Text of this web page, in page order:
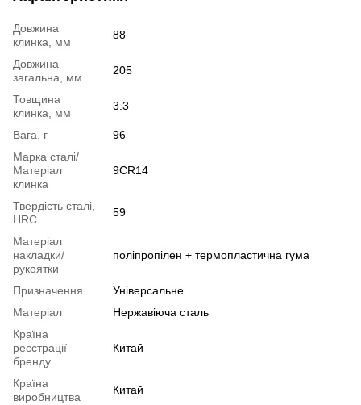
Довжина
клинка, мм
88
Довжина
загальна, мм
205
Товщина
клинка, мм
3.3
Вага, г
96
Марка сталі/
Матеріал
клинка
9CR14
Твердість сталі,
HRC
59
Матеріал
накладки/
рукоятки
поліпропілен + термопластична гума
Призначення
Універсальне
Матеріал
Нержавіюча сталь
Країна
реєстрації
бренду
Китай
Країна
виробництва
Китай